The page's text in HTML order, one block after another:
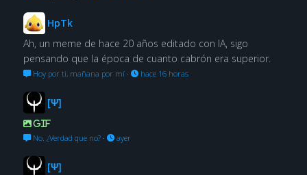
HpTk
Ah, un meme de hace 20 años editado con IA, sigo
pensando que la época de cuanto cabrón era superior.
Hoy por ti, mañana por mí· hace 16 horas
[Ψ]
GIF
No. ¿Verdad que no?· ayer
[Ψ]